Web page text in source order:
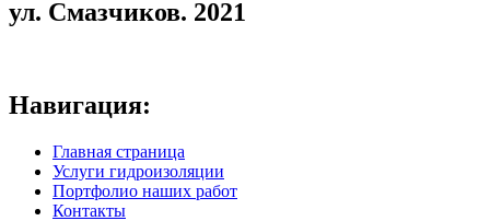
ул. Смазчиков. 2021
Навигация:
Главная страница
Услуги гидроизоляции
Портфолио наших работ
Контакты